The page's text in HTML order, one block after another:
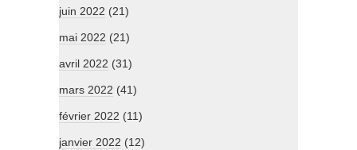
juin 2022 (21)
mai 2022 (21)
avril 2022 (31)
mars 2022 (41)
février 2022 (11)
janvier 2022 (12)